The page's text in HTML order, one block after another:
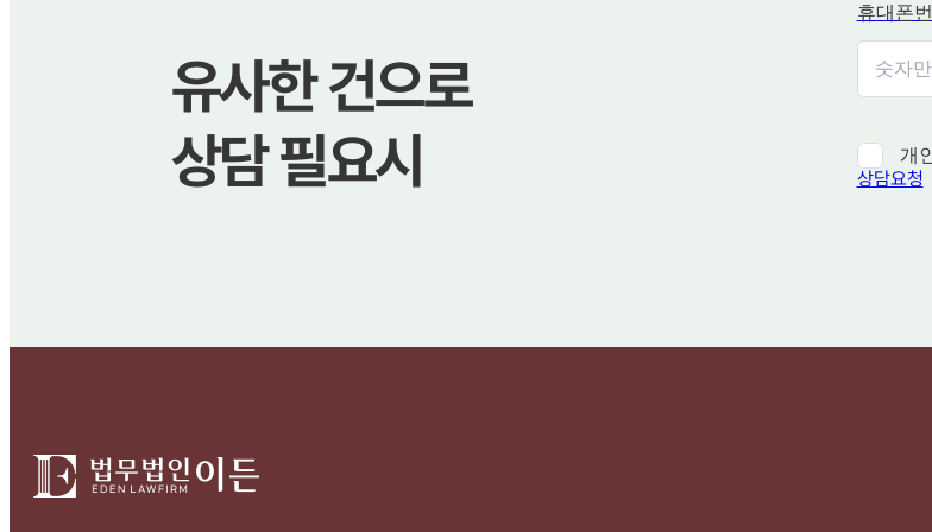
유사한 건으로
상담 필요시
휴대폰
개
상담요청